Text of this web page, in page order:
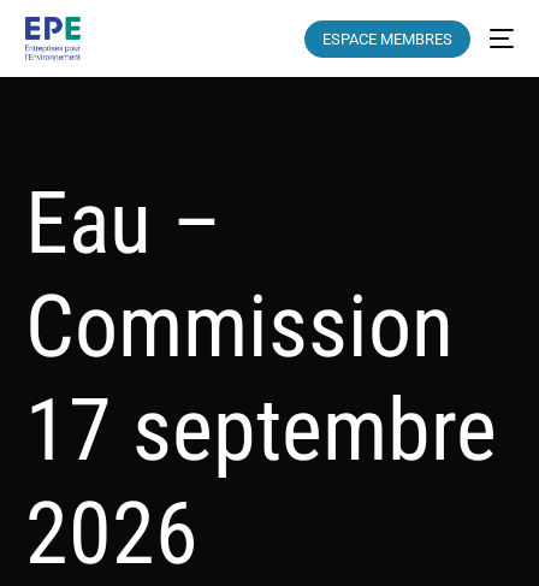
ESPACE MEMBRES
Eau –
Commission
17 septembre
2026